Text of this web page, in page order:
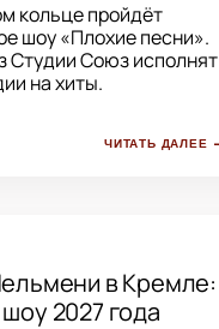
кольце пройдёт
шоу «Плохие песни».
Студии Союз исполнят
на хиты.
ЧИТАТЬ ДАЛЕЕ
в Кремле:
2027 года